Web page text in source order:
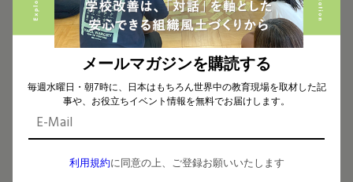
す。
——働いているスタッフの方々も、すごくユーモアを
大事にされていますよね。クリスマス会では、スタッ
フの方が「イエス・キリスト」になりきって登場したそ
うですね。
ホハルのスタッフでもある私の弟は「貴祥（きよし）」
メールマガジンを購読する
毎週水曜日・朝7時に、日本はもちろん世界中の教育現場を取材した記
事や、お役立ちイベント情報を無料でお届けします。
利用規約に同意の上、ご登録お願いいたします